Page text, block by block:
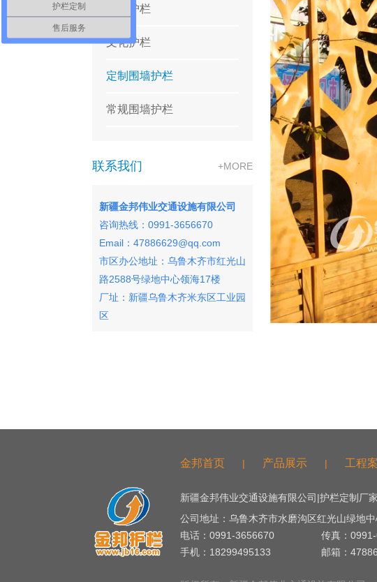
景观护栏
文化护栏
定制围墙护栏
常规围墙护栏
+MORE
联系我们
新疆金邦伟业交通设施有限公司
咨询热线：0991-3656670
Email：47886629@qq.com
市区办公地址： 乌鲁木齐市红光山
路2588号绿地中心领海17楼
厂址：新疆乌鲁木齐米东区工业园
区
金邦首页 | 产品展示 | 工程
新疆金邦伟业交通设施有限公司|护栏定制厂
公司地址：乌鲁木齐市水磨沟区红光山绿
电话：0991-3656670
传真：
手机：18299495133
邮箱：
护栏定制
售后服务